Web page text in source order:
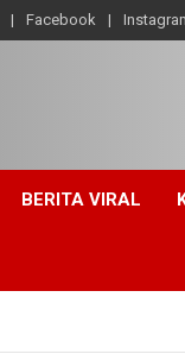
Facebook
BERITA VIRAL